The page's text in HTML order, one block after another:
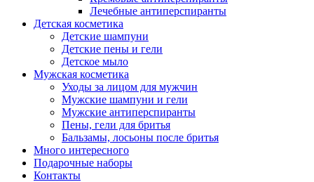
Лечебные антиперспиранты
Детская косметика
Детские шампуни
Детские пены и гели
Детское мыло
Мужская косметика
Уходы за лицом для мужчин
Мужские шампуни и гели
Мужские антиперспиранты
Пены, гели для бритья
Бальзамы, лосьоны после бритья
Много интересного
Подарочные наборы
Контакты